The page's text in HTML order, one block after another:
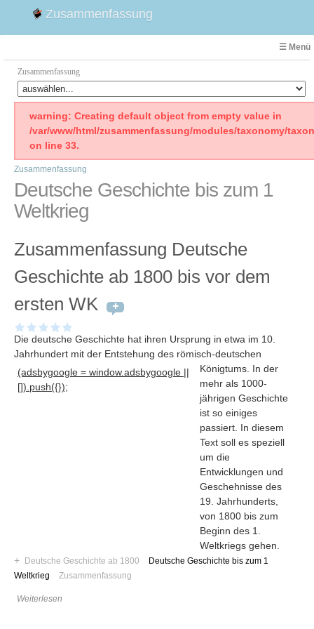
Zusammenfassung
☰ Menü
Zusammenfassung
Faust
Willhelm Tell
Emilia Galotti
1. Weltkrieg Zusammenfassung
2. Weltkrieg
Die Räuber
Woyzeck
News
Foren
Suchen
warning: Creating default object from empty value in
/var/www/html/zusammenfassung/modules/taxonomy/
on line 33.
Zusammenfassung
Deutsche Geschichte bis zum 1
Weltkrieg
Zusammenfassung Deutsche
Geschichte ab 1800 bis vor dem
ersten WK
Die deutsche Geschichte hat ihren Ursprung in etwa im 10.
Jahrhundert mit der Entstehung des römisch-deutschen
Königtums
(adsbygoogle = window.adsbygoogle ||
[]).push({});
. In der
mehr als 1000-
jährigen Geschichte
ist so einiges
passiert. In diesem
Text soll es speziell
um die
Entwicklungen und
Geschehnisse des
19. Jahrhunderts,
von 1800 bis zum
Beginn des 1.
Weltkriegs gehen.
+
Deutsche Geschichte ab 1800
Deutsche Geschichte bis zum 1
Weltkrieg
Zusammenfassung
Weiterlesen